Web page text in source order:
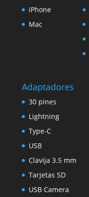
iPhone
Mac
Adaptadores
30 pines
Lightning
Type-C
USB
Clavija 3.5 mm
Tarjetas SD
USB Camera